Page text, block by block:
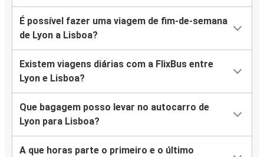
É possível fazer uma viagem de fim-de-semana
de Lyon a Lisboa?
Existem viagens diárias com a FlixBus entre
Lyon e Lisboa?
Que bagagem posso levar no autocarro de
Lyon para Lisboa?
A que horas parte o primeiro e o último